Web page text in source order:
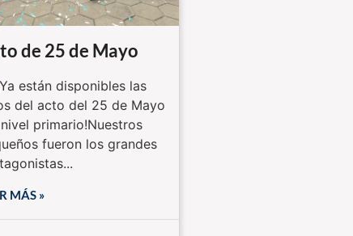
de 25 de Mayo
están disponibles las
del acto del 25 de Mayo
primario!Nuestros
fueron los grandes
MÁS »